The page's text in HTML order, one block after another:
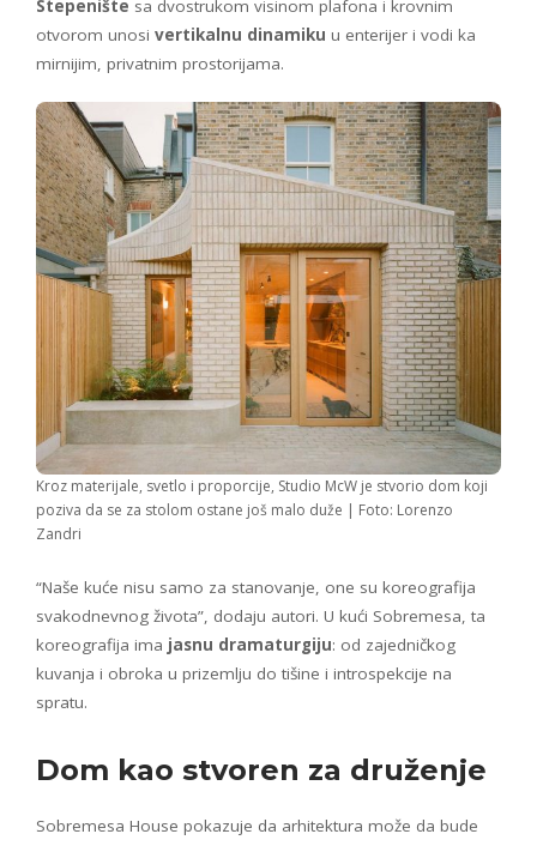
Stepenište sa dvostrukom visinom plafona i krovnim
otvorom unosi vertikalnu dinamiku u enterijer i vodi ka
mirnijim, privatnim prostorijama.
Kroz materijale, svetlo i proporcije, Studio McW je stvorio dom koji
poziva da se za stolom ostane još malo duže | Foto: Lorenzo
Zandri
“Naše kuće nisu samo za stanovanje, one su koreografija
svakodnevnog života”, dodaju autori. U kući Sobremesa, ta
koreografija ima jasnu dramaturgiju: od zajedničkog
kuvanja i obroka u prizemlju do tišine i introspekcije na
spratu.
Dom kao stvoren za druženje
Sobremesa House pokazuje da arhitektura može da bude